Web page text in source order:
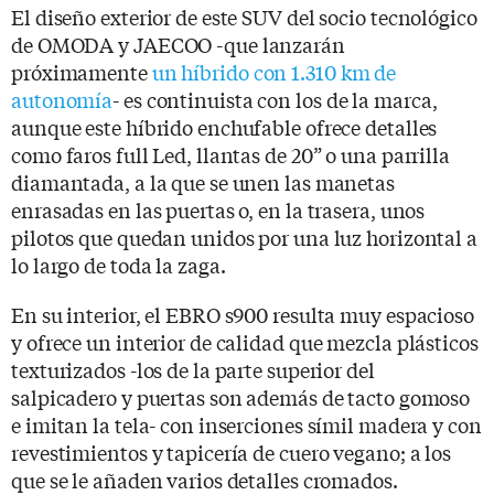
El diseño exterior de este SUV del socio tecnológico
de OMODA y JAECOO -que lanzarán
próximamenteun híbrido con 1.310 km de
autonomía- es continuista con los de la marca,
aunque este híbrido enchufable ofrece detalles
como faros full Led, llantas de 20” o una parrilla
diamantada, a la que se unen las manetas
enrasadas en las puertas o, en la trasera, unos
pilotos que quedan unidos por una luz horizontal a
lo largo de toda la zaga.
En su interior, el EBRO s900 resulta muy espacioso
y ofrece un interior de calidad que mezcla plásticos
texturizados -los de la parte superior del
salpicadero y puertas son además de tacto gomoso
e imitan la tela- con inserciones símil madera y con
revestimientos y tapicería de cuero vegano; a los
que se le añaden varios detalles cromados.